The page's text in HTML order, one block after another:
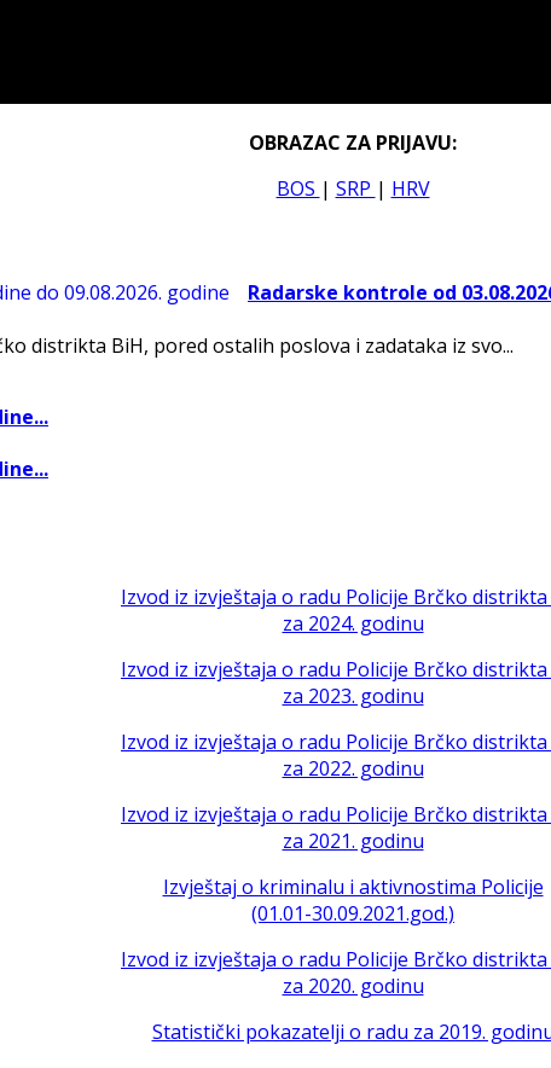
OBRAZAC ZA PRIJAVU:
BOS | SRP | HRV
Radarske kontrole od
distrikta BiH, pored ostalih poslova i zadataka iz svo...
Izvod iz izvještaja o radu Policije Brčko distrikta
za 2024. godinu
Izvod iz izvještaja o radu Policije Brčko distrikta
za 2023. godinu
Izvod iz izvještaja o radu Policije Brčko distrikta
za 2022. godinu
Izvod iz izvještaja o radu Policije Brčko distrikta
za 2021. godinu
Izvještaj o kriminalu i aktivnostima Policije
(01.01-30.09.2021.god.)
Izvod iz izvještaja o radu Policije Brčko distrikta
za 2020. godinu
Statistički pokazatelji o radu za 2019.